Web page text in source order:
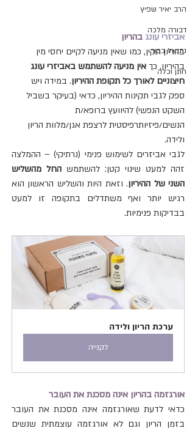
הרב יאיר שפיץ
דבורה מלכה
נתנאל בכור
חתן וכלה
אביזרי עונג בהריון
בהריון תקין, כמו שאין מניעה לקיים יחסי מין
בהיריון, כך אין מניעה להשתמש באביזרי עונג
חיצוניים לאורך כל תקופת ההיריון. במידה ויש
ספק לגבי תקינות ההיריון, כדאי (בעיקר בשביל
השקט הנפשי) להיוועץ ברופא/ת
הנשים/פיזיותרפיסטית לרצפת אגן/מלוות הריון
ולידה.
זהה למעט שינוי קטן: להשתמש
השני של ההיריון
בבדיקות פנימיות.
ערכת הריון ולידה
לקנייה
אורגזמה בהריון אינה מסכנת את העובר